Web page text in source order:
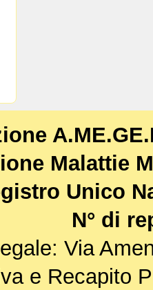
Malattie
Unico
N° di
Via
e Recapito